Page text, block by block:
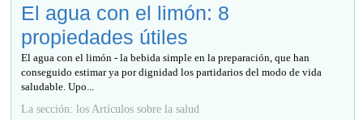
El agua con el limón: 8
propiedades útiles
El agua con el limón - la bebida simple en la preparación, que han
conseguido estimar ya por dignidad los partidarios del modo de vida
saludable. Upo...
La sección: los Artículos sobre la salud